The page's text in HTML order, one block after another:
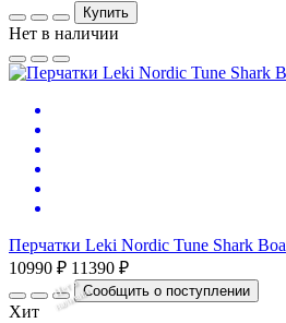
Купить
Нет в наличии
Перчатки Leki Nordic Tune Shark Boa
Нет
в
на
л
и
ч
и
и
10990 ₽ 11390 ₽
Сообщить о поступлении
Хит